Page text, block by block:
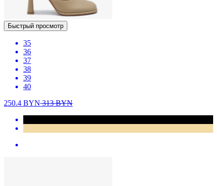
Быстрый просмотр
35
36
37
38
39
40
250.4 BYN313BYN